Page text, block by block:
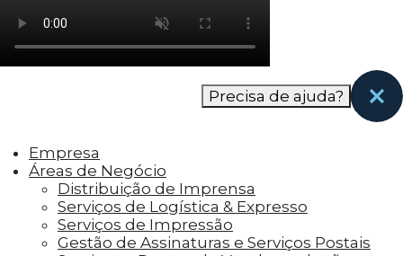
como os visitantes interagem com o site. Esses
cookies ajudam a fornecer informações sobre
as métricas do número de visitantes, taxa de
rejeição, origem do tráfego, etc.
funcionalidades, como compartilhar o
conteúdo do site em plataformas de social
media, coletar feedbacks e outros recursos de
terceiros.
Precisa de ajuda?
Empresa
Áreas de Negócio
Distribuição de Imprensa
Serviços de Logística & Expresso
Serviços de Impressão
Gestão de Assinaturas e Serviços Postais